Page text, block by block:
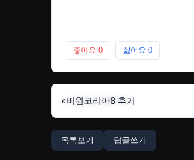
좋아요 0 싫어요 0
«비윈코리아8 후기
목록보기 답글쓰기